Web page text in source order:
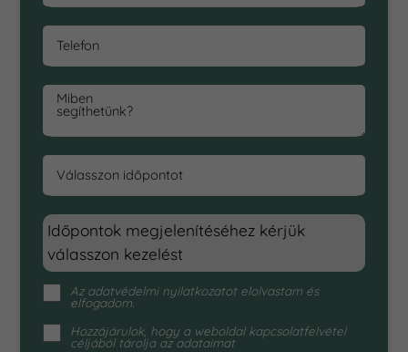
Telefon
Miben
segíthetünk?
Válasszon időpontot
Időpontok megjelenítéséhez kérjük
válasszon kezelést
Az adatvédelmi nyilatkozatot elolvastam és
elfogadom.
Hozzájárulok, hogy a weboldal kapcsolatfelvétel
céljából tárolja az adataimat